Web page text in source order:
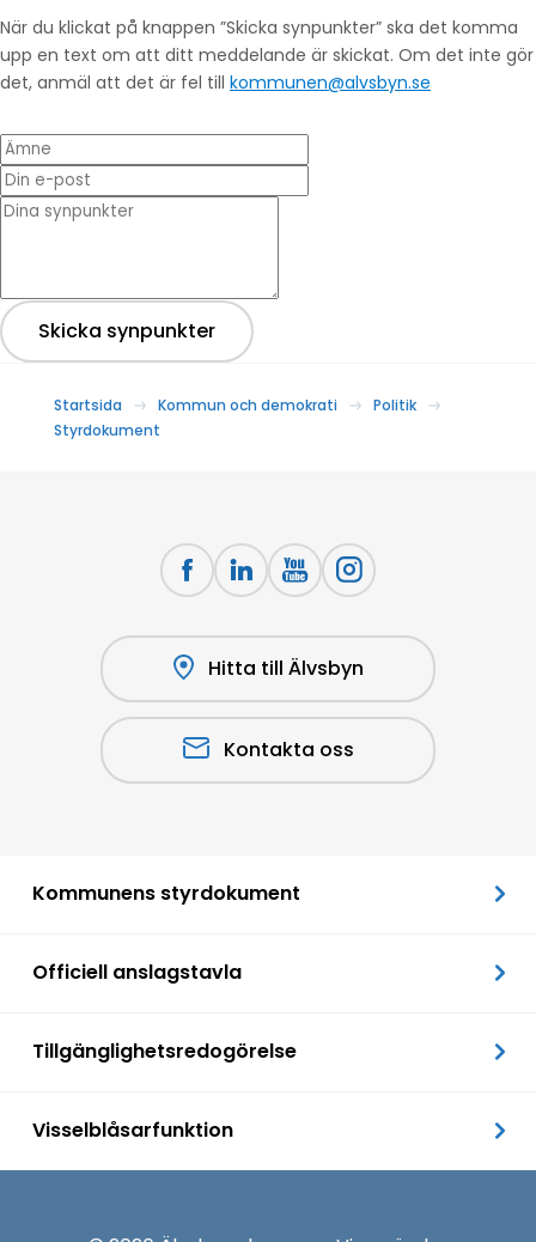
När du klickat på knappen ”Skicka synpunkter” ska det komma
upp en text om att ditt meddelande är skickat. Om det inte gör
det, anmäl att det är fel till kommunen@alvsbyn.se
Ämne
Din e-post
* Dina synpunkter
Skicka synpunkter
Startsida Kommun och demokrati
Politik
Styrdokument
Hitta till Älvsbyn
Kontakta oss
Kommunens styrdokument
Officiell anslagstavla
Tillgänglighetsredogörelse
Visselblåsarfunktion